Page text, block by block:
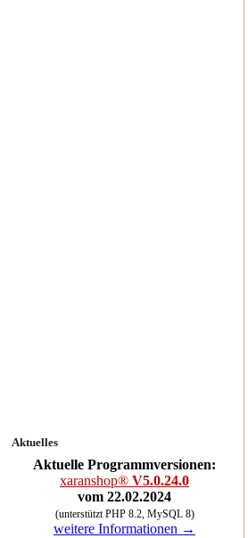
Aktuelles
Aktuelle Programmversionen:
xaranshop® V5.0.24.0
vom 22.02.2024
(unterstützt PHP 8.2, MySQL 8)
weitere Informationen →